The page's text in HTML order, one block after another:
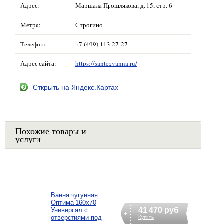
Адрес: Маршала Прошлякова, д. 15, стр. 6
Метро: Строгино
Телефон: +7 (499) 113-27-27
Адрес сайта: https://santexvanna.ru/
Открыть на Яндекс.Картах
Похожие товары и
услуги
Ванна чугунная
Оптима 160х70
Универсал с
отверстиями под
41 470 руб
Купить